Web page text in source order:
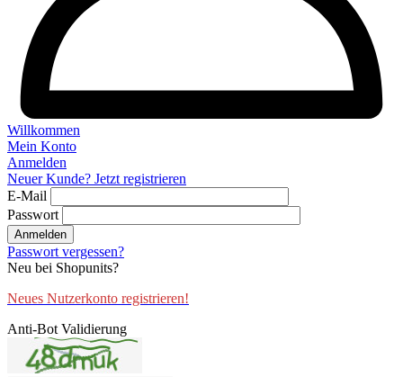
Willkommen
Mein Konto
Anmelden
Neuer Kunde? Jetzt registrieren
E-Mail
Passwort
Anmelden
Passwort vergessen?
Neu bei Shopunits?
Neues Nutzerkonto registrieren!
Anti-Bot Validierung